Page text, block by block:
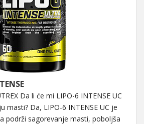
Da li će mi LIPO-6 INTENSE UC
masti? Da, LIPO-6 INTENSE UC je
podrži sagorevanje masti, poboljša